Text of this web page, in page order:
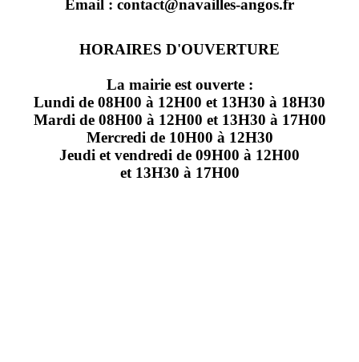
Email : contact@navailles-angos.fr
HORAIRES D'OUVERTURE
La mairie est ouverte :
Lundi de 08H00 à 12H00 et 13H30 à 18H30
Mardi de 08H00 à 12H00 et 13H30 à 17H00
Mercredi de 10H00 à 12H30
Jeudi et vendredi de 09H00 à 12H00
et 13H30 à 17H00